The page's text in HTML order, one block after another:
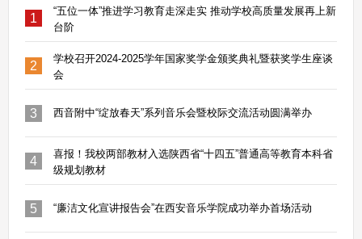
1
“五位一体”推进学习教育走深走实 推动学校高质量发展再上新
台阶
2
学校召开2024-2025学年国家奖学金颁奖典礼暨获奖学生座谈
会
3 西音附中“绽放春天”系列音乐会暨校际交流活动圆满举办
4
喜报！我校两部教材入选陕西省“十四五”普通高等教育本科省
级规划教材
5 “廉洁文化宣讲报告会”在西安音乐学院成功举办首场活动